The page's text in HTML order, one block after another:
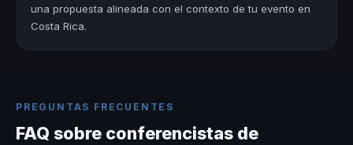
una propuesta alineada con el contexto de tu evento en
Costa Rica.
PREGUNTAS FRECUENTES
FAQ sobre conferencistas de